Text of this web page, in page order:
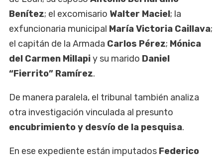
Benítez; el excomisario Walter Maciel; la
exfuncionaria municipal María Victoria Caillava;
el capitán de la Armada Carlos Pérez; Mónica
del Carmen Millapiy su marido Daniel
“Fierrito” Ramírez.
De manera paralela, el tribunal también analiza
otra investigación vinculada al presunto
encubrimiento y desvío de la pesquisa.
En ese expediente están imputados Federico